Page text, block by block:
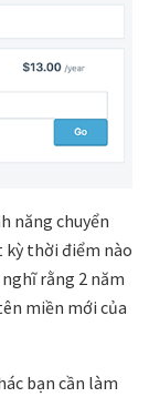
năng chuyển
kỳ thời điểm nào
rằng 2 năm
miền mới của
bạn cần làm